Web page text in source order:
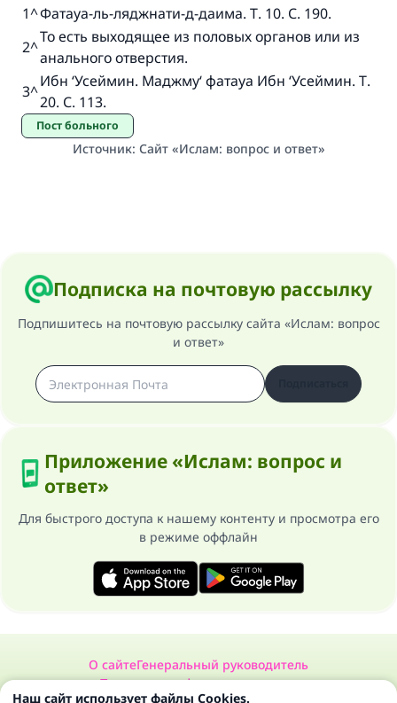
^
1
Фатауа-ль-ляджнати-д-даима. Т. 10. С. 190.
^
2
То есть выходящее из половых органов или из
анального отверстия.
^
3
Ибн ‘Усеймин. Маджму‘ фатауа Ибн ‘Усеймин. Т.
20. С. 113.
Пост больного
Источник: Сайт «Ислам: вопрос и ответ»
Подписка на почтовую рассылку
Подпишитесь на почтовую рассылку сайта «Ислам: вопрос
и ответ»
Приложение «Ислам: вопрос и
ответ»
Для быстрого доступа к нашему контенту и просмотра его
в режиме оффлайн
О сайтеГенеральный руководитель
Политика конфиденциальности
Сайт «Ислам: вопрос и ответ». Все права защищены 1997-2025 ©
Наш сайт использует файлы Cookies.